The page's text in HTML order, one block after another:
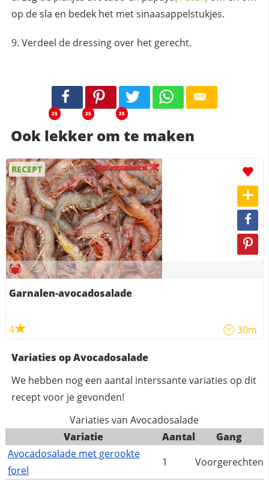
op de sla en bedek het met sinaasappelstukjes.
Verdeel de dressing over het gerecht.
25 25 25
Ook lekker om te maken
RECEPT
Garnalen-avocadosalade
4 30m
Variaties op Avocadosalade
We hebben nog een aantal interssante variaties op dit
recept voor je gevonden!
Variaties van Avocadosalade
Variatie
Aantal
Gang
Avocadosalade met gerookte
forel
1
Voorgerechten